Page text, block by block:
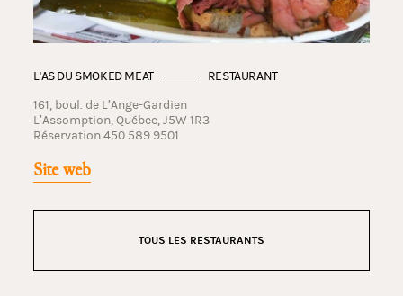
L'AS DU SMOKED MEAT
RESTAURANT
161, boul. de L’Ange-Gardien
L’Assomption, Québec, J5W 1R3
Réservation 450 589 9501
Site web
TOUS LES RESTAURANTS